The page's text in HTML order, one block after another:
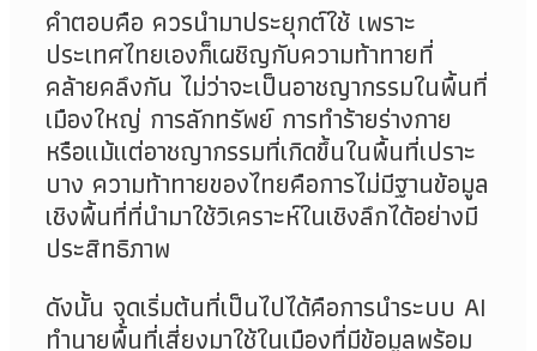
คำตอบคือ ควรนำมาประยุกต์ใช้ เพราะ
ประเทศไทยเองก็เผชิญกับความท้าทายที่
คล้ายคลึงกัน ไม่ว่าจะเป็นอาชญากรรมในพื้นที่
เมืองใหญ่ การลักทรัพย์ การทำร้ายร่างกาย
หรือแม้แต่อาชญากรรมที่เกิดขึ้นในพื้นที่เปราะ
บาง ความท้าทายของไทยคือการไม่มีฐานข้อมูล
เชิงพื้นที่ที่นำมาใช้วิเคราะห์ในเชิงลึกได้อย่างมี
ประสิทธิภาพ
ดังนั้น จุดเริ่มต้นที่เป็นไปได้คือการนำระบบ AI
ทำนายพื้นที่เสี่ยงมาใช้ในเมืองที่มีข้อมูลพร้อม